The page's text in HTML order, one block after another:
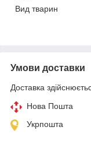
Вид тварин
Умови доставки
Доставка
Нова Пошта
Укрпошта